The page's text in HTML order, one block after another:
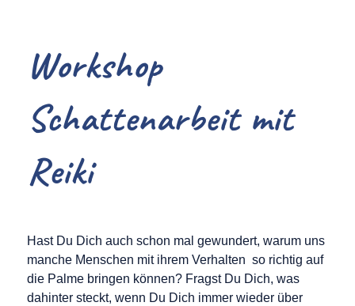
Workshop
Schattenarbeit mit
Reiki
Hast Du Dich auch schon mal gewundert, warum uns
manche Menschen mit ihrem Verhalten so richtig auf
die Palme bringen können? Fragst Du Dich, was
dahinter steckt, wenn Du Dich immer wieder über